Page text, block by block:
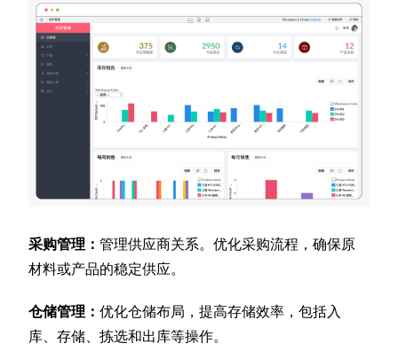
采购管理：管理供应商关系。优化采购流程，确保原
材料或产品的稳定供应。
仓储管理：优化仓储布局，提高存储效率，包括入
库、存储、拣选和出库等操作。